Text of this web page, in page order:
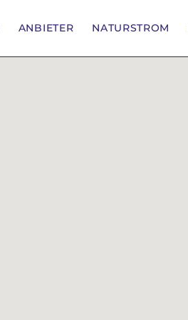
ANBIETER NATURSTROM